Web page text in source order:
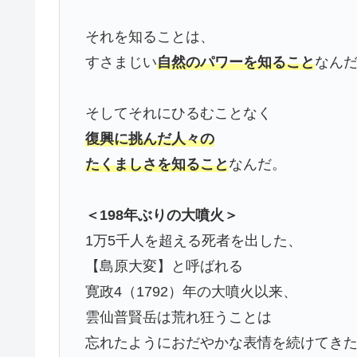
それを知ることは、
すさまじい自然のパワーを知ることなんだ
そしてそれにひるむことなく
復興に挑んだ人々の
たくましさを知ることなんだ。
＜198年ぶりの大噴火＞
1万5千人を超える死者を出した、
【島原大変】と呼ばれる
寛政4（1792）年の大噴火以来、
雲仙普賢岳は荒れ狂うことは
忘れたようにおだやかな表情を続けてきた